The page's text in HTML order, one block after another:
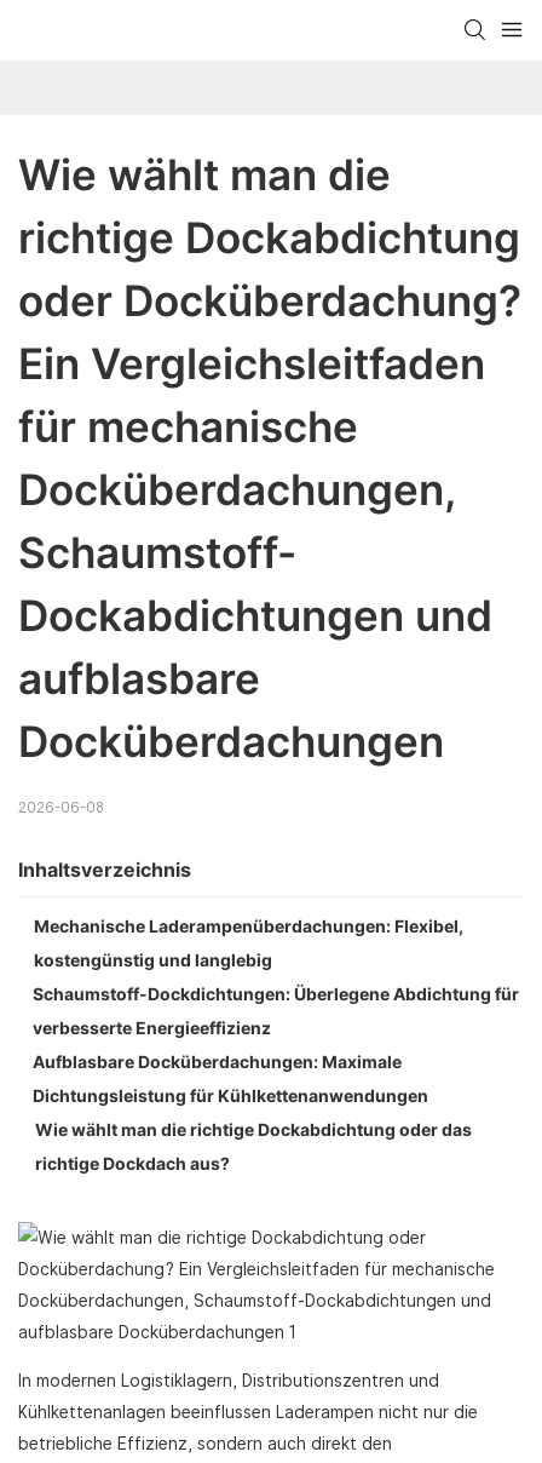
Wie wählt man die
richtige Dockabdichtung
oder Docküberdachung?
Ein Vergleichsleitfaden
für mechanische
Docküberdachungen,
Schaumstoff-
Dockabdichtungen und
aufblasbare
Docküberdachungen
2026-06-08
Inhaltsverzeichnis
Mechanische Laderampenüberdachungen: Flexibel,
kostengünstig und langlebig
Schaumstoff-Dockdichtungen: Überlegene Abdichtung für
verbesserte Energieeffizienz
Aufblasbare Docküberdachungen: Maximale
Dichtungsleistung für Kühlkettenanwendungen
Wie wählt man die richtige Dockabdichtung oder das
richtige Dockdach aus?
In modernen Logistiklagern, Distributionszentren und
Kühlkettenanlagen beeinflussen Laderampen nicht nur die
betriebliche Effizienz, sondern auch direkt den